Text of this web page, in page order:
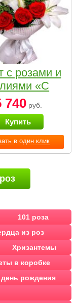
в один клик
с розами и
«С
740руб.
Купить
101 роза
из роз
Хризантемы
в коробке
рождения